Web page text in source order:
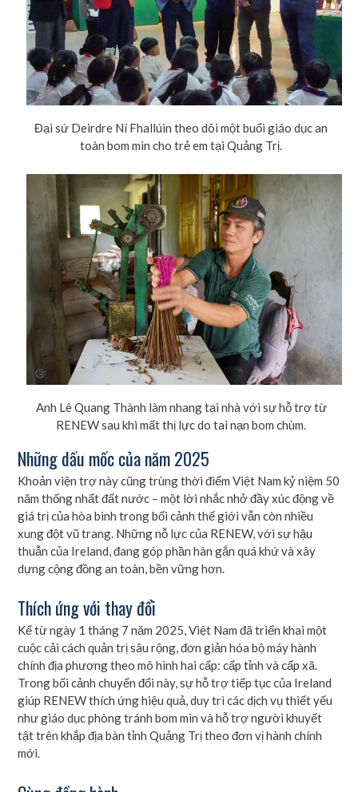
Đại sứ Deirdre Ní Fhallúin theo dõi một buổi giáo dục an
toàn bom mìn cho trẻ em tại Quảng Trị.
Anh Lê Quang Thành làm nhang tại nhà với sự hỗ trợ từ
RENEW sau khi mất thị lực do tai nạn bom chùm.
Những dấu mốc của năm 2025
Khoản viện trợ này cũng trùng thời điểm Việt Nam kỷ niệm 50
năm thống nhất đất nước – một lời nhắc nhở đầy xúc động về
giá trị của hòa bình trong bối cảnh thế giới vẫn còn nhiều
xung đột vũ trang. Những nỗ lực của RENEW, với sự hậu
thuẫn của Ireland, đang góp phần hàn gắn quá khứ và xây
dựng cộng đồng an toàn, bền vững hơn.
Thích ứng với thay đổi
Kể từ ngày 1 tháng 7 năm 2025, Việt Nam đã triển khai một
cuộc cải cách quản trị sâu rộng, đơn giản hóa bộ máy hành
chính địa phương theo mô hình hai cấp: cấp tỉnh và cấp xã.
Trong bối cảnh chuyển đổi này, sự hỗ trợ tiếp tục của Ireland
giúp RENEW thích ứng hiệu quả, duy trì các dịch vụ thiết yếu
như giáo dục phòng tránh bom mìn và hỗ trợ người khuyết
tật trên khắp địa bàn tỉnh Quảng Trị theo đơn vị hành chính
mới.